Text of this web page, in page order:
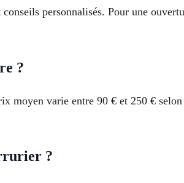
personnalisés. Pour une
?
moyen varie entre 90 € et 250 €
?